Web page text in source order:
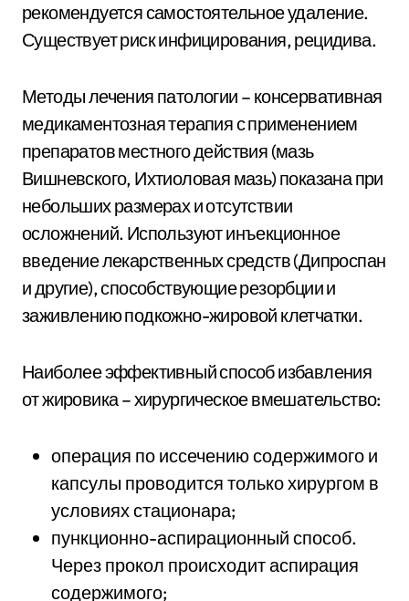
рекомендуется самостоятельное удаление.
Существует риск инфицирования, рецидива.
Методы лечения патологии – консервативная
медикаментозная терапия с применением
препаратов местного действия (мазь
Вишневского, Ихтиоловая мазь) показана при
небольших размерах и отсутствии
осложнений. Используют инъекционное
введение лекарственных средств (Дипроспан
и другие), способствующие резорбции и
заживлению подкожно-жировой клетчатки.
Наиболее эффективный способ избавления
от жировика – хирургическое вмешательство:
операция по иссечению содержимого и
капсулы проводится только хирургом в
условиях стационара;
пункционно-аспирационный способ.
Через прокол происходит аспирация
содержимого;